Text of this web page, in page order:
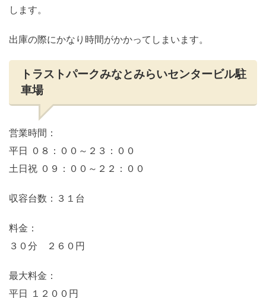
します。
出庫の際にかなり時間がかかってしまいます。
トラストパークみなとみらいセンタービル駐
車場
営業時間：
平日 ０８：００～２３：００
土日祝 ０９：００～２２：００
収容台数：３１台
料金：
３０分 ２６０円
最大料金：
平日 １２００円